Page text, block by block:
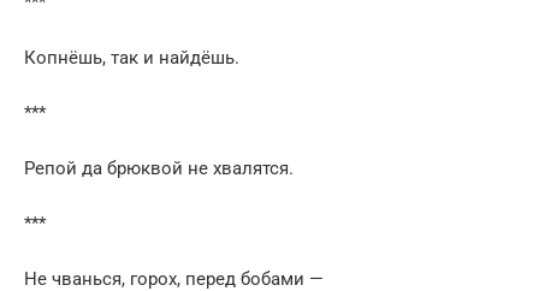
Копнёшь, так и найдёшь.
***
Репой да брюквой не хвалятся.
***
Не чванься, горох, перед бобами —